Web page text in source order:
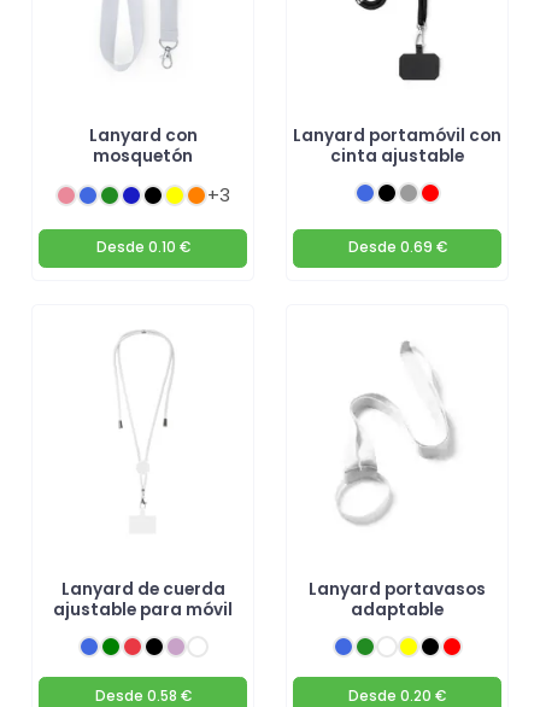
Lanyard con
mosquetón
+3
Desde 0.10 €
Lanyard portamóvil con
cinta ajustable
Desde 0.69 €
Lanyard de cuerda
ajustable para móvil
Desde 0.58 €
Lanyard portavasos
adaptable
Desde 0.20 €